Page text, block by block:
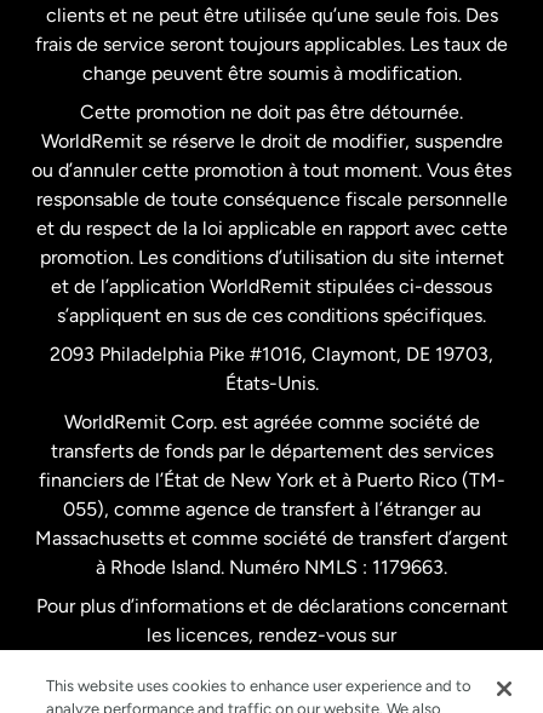
États-Unis Español
France
Malaisie
Nouvelle-Zélande
Pays-Bas
Royaume-Uni
Suède
clients et ne peut être utilisée qu’une seule fois. Des
frais de service seront toujours applicables. Les taux de
change peuvent être soumis à modification.
Cette promotion ne doit pas être détournée.
WorldRemit se réserve le droit de modifier, suspendre
ou d’annuler cette promotion à tout moment. Vous êtes
responsable de toute conséquence fiscale personnelle
et du respect de la loi applicable en rapport avec cette
promotion. Les conditions d’utilisation du site internet
et de l’application WorldRemit stipulées ci-dessous
s’appliquent en sus de ces conditions spécifiques.
2093 Philadelphia Pike #1016, Claymont, DE 19703,
États-Unis.
WorldRemit Corp. est agréée comme société de
transferts de fonds par le département des services
financiers de l’État de New York et à Puerto Rico (TM-
055), comme agence de transfert à l’étranger au
Massachusetts et comme société de transfert d’argent
à Rhode Island. Numéro NMLS : 1179663.
Pour plus d’informations et de déclarations concernant
les licences, rendez-vous sur
This website uses cookies to enhance user experience and to
analyze performance and traffic on our website. We also